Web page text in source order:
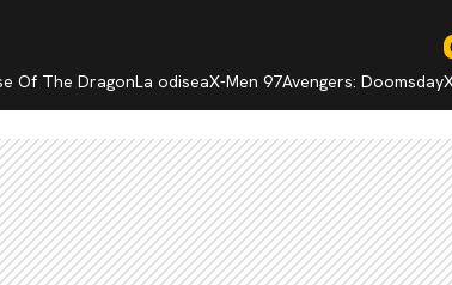
Of The DragonLa odiseaX-Men 97Avengers: Doomsday